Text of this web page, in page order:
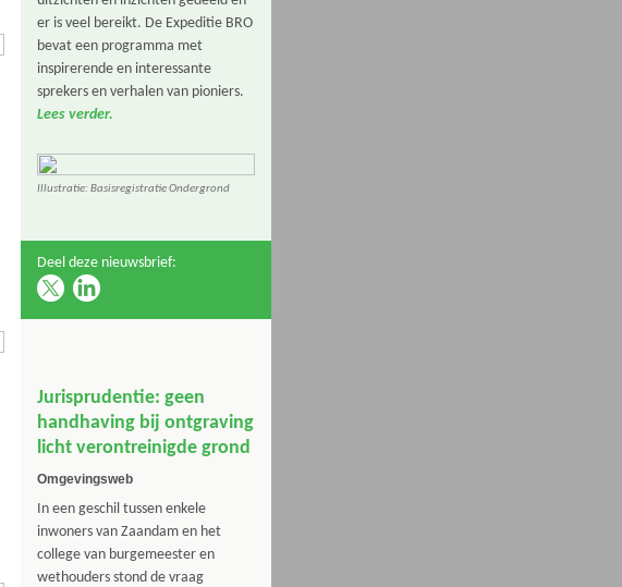
er is veel bereikt. De Expeditie BRO
bevat een programma met
inspirerende en interessante
sprekers en verhalen van pioniers.
Lees verder.
Illustratie: Basisregistratie Ondergrond
Deel deze nieuwsbrief:
Jurisprudentie: geen
handhaving bij ontgraving
licht verontreinigde grond
Omgevingsweb
In een geschil tussen enkele
inwoners van Zaandam en het
college van burgemeester en
wethouders stond de vraag